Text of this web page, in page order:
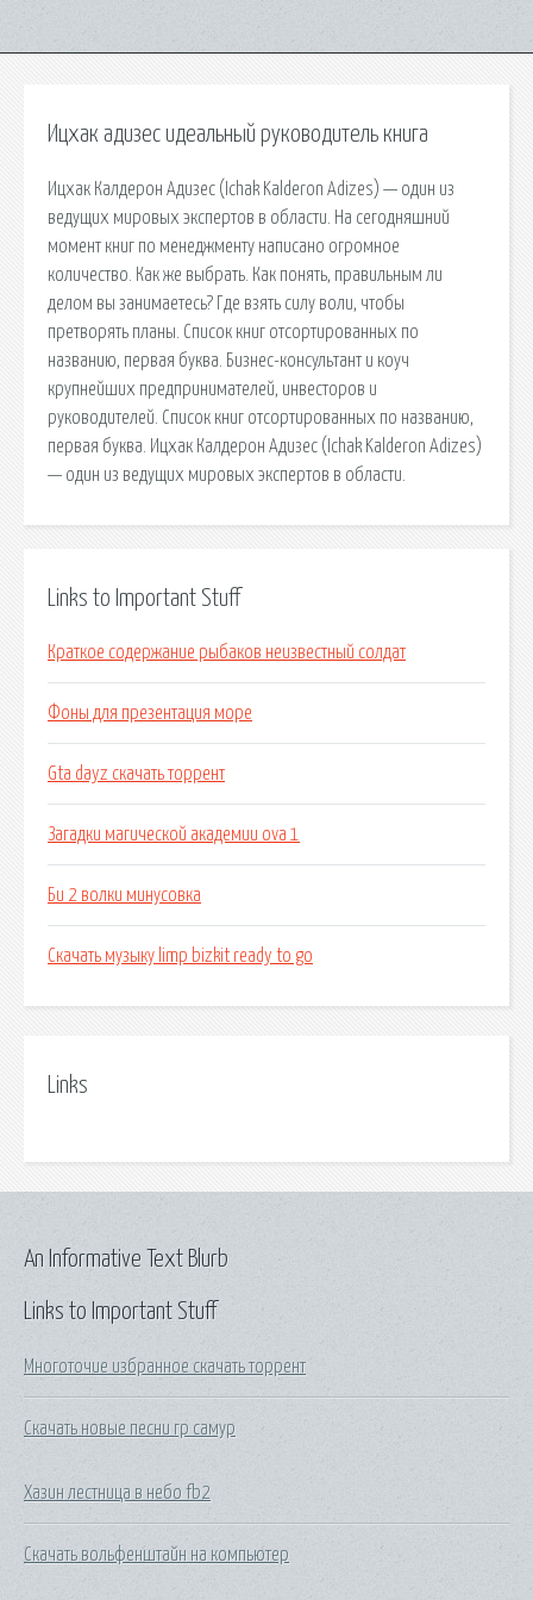
Ицхак адизес идеальный руководитель книга
Ицхак Калдерон Адизес (Ichak Kalderon Adizes) — один из
ведущих мировых экспертов в области. На сегодняшний
момент книг по менеджменту написано огромное
количество. Как же выбрать. Как понять, правильным ли
делом вы занимаетесь? Где взять силу воли, чтобы
претворять планы. Список книг отсортированных по
названию, первая буква. Бизнес-консультант и коуч
крупнейших предпринимателей, инвесторов и
руководителей. Список книг отсортированных по названию,
первая буква. Ицхак Калдерон Адизес (Ichak Kalderon Adizes)
— один из ведущих мировых экспертов в области.
Links to Important Stuff
Краткое содержание рыбаков неизвестный солдат
Фоны для презентация море
Gta dayz скачать торрент
Загадки магической академии ova 1
Би 2 волки минусовка
Скачать музыку limp bizkit ready to go
Links
Links to Important Stuff
Многоточие избранное скачать торрент
Скачать новые песни гр самур
Хазин лестница в небо fb2
Скачать вольфенштайн на компьютер
An Informative Text Blurb